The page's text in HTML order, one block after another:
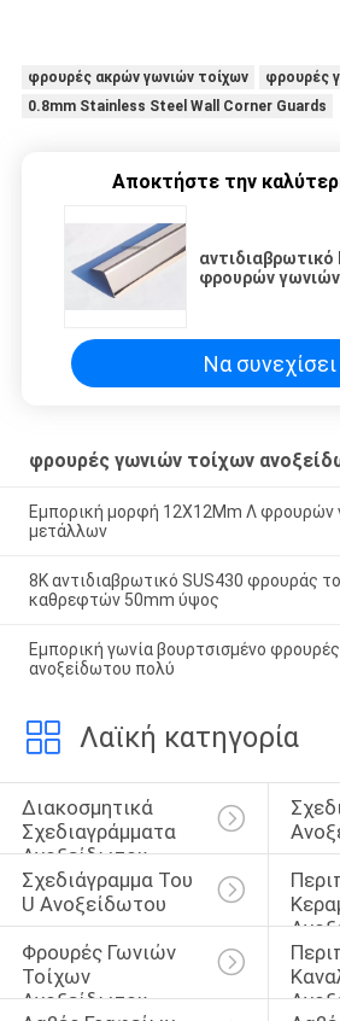
φρουρές ακρών γωνιών τοίχων
φρουρές
0.8mm Stainless Steel Wall Corner Guards
Αποκτήστε την
φρουρών
Να συνεχίσει
φρουρές γωνιών τοίχων
Εμπορική μορφή 12X12Mm Λ φρουρών
μετάλλων
8K αντιδιαβρωτικό SUS430 φρουράς
καθρεφτών 50mm ύψος
Εμπορική γωνία βουρτσισμένο
ανοξείδωτου πολύ
Λαϊκή κατηγορία
Διακοσμητικά
Σχεδιαγράμματα
Ανοξείδωτου
Σχεδιάγραμμα Του
U Ανοξείδωτου
Φρουρές Γωνιών
Τοίχων
Ανοξείδωτου